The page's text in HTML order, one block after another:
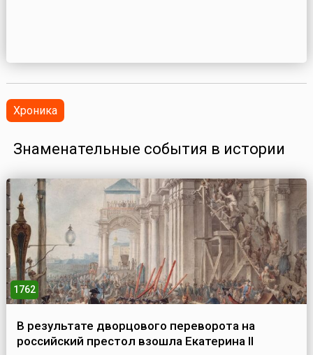
Хроника
Знаменательные события в истории
1762
В результате дворцового переворота на
российский престол взошла Екатерина II